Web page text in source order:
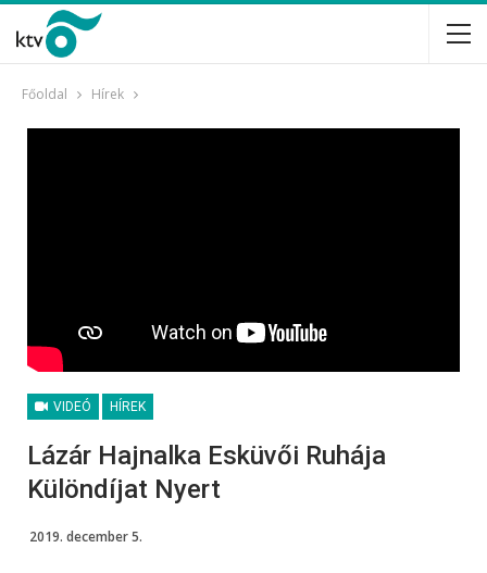
Főoldal Hírek
VIDEÓ HÍREK
Lázár Hajnalka Esküvői Ruhája
Különdíjat Nyert
2019. december 5.